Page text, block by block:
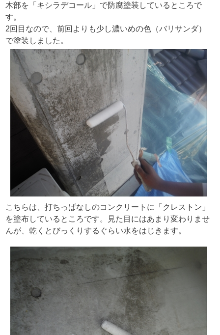
木部を「キシラデコール」で防腐塗装しているところで
す。
2回目なので、前回よりも少し濃いめの色（バリサンダ）
で塗装しました。
こちらは、打ちっぱなしのコンクリートに「クレストン」
を塗布しているところです。見た目にはあまり変わりませ
んが、乾くとびっくりするぐらい水をはじきます。